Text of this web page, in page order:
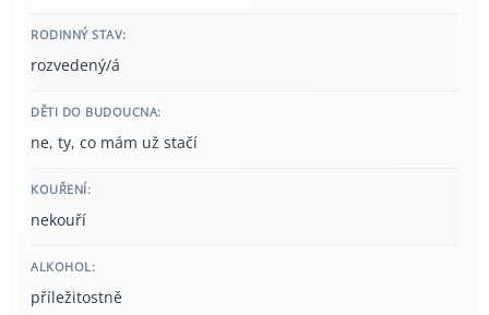
RODINNÝ STAV:
rozvedený/á
DĚTI DO BUDOUCNA:
ne, ty, co mám už stačí
KOUŘENÍ:
nekouří
ALKOHOL:
příležitostně